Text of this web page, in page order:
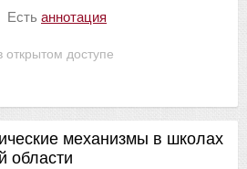
открытом доступе
Есть аннотация
механизмы в школах
области